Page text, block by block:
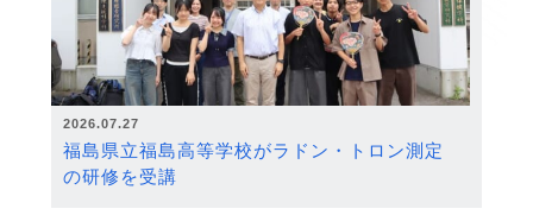
2026.07.27
福島県立福島高等学校がラドン・トロン測定
の研修を受講